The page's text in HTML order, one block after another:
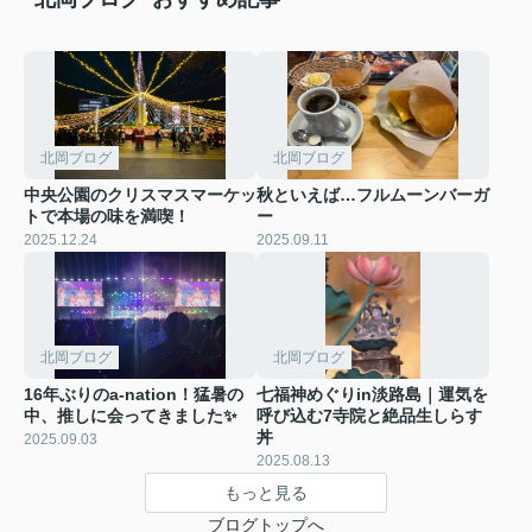
北岡ブログ
中央公園のクリスマスマーケッ
トで本場の味を満喫！
2025.12.24
北岡ブログ
秋といえば…フルムーンバーガ
ー
2025.09.11
北岡ブログ
16年ぶりのa-nation！猛暑の
中、推しに会ってきました✨
2025.09.03
北岡ブログ
七福神めぐりin淡路島｜運気を
呼び込む7寺院と絶品生しらす
丼
2025.08.13
もっと見る
ブログトップへ